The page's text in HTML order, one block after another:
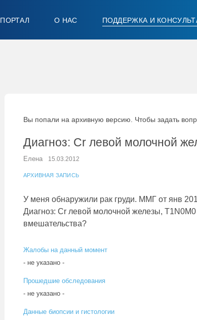
ПОРТАЛ О НАС ПОДДЕРЖКА И
Вы попали на архивную версию. Чтобы задать
Диагноз: Cr левой молочной
Елена 15.03.2012
АРХИВНАЯ ЗАПИСЬ
У меня обнаружили рак груди. ММГ от янв
Диагноз: Cr левой молочной железы,
вмешательства?
Жалобы на данный момент
- не указано -
Прошедшие обследования
- не указано -
Данные биопсии и гистологии